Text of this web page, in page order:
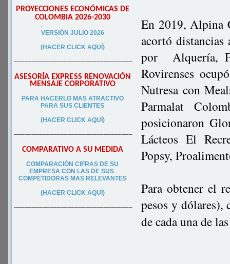
PROYECCIONES ECONÓMICAS DE
COLOMBIA 2026-2030
VERSIÓN JULIO 2026
(HACER CLICK AQUÍ)
–––––––––––––––––––––––––––––––––
ASESORÍA EXPRESS RENOVACIÓN
MENSAJE CORPORATIVO
PARA HACERLO MAS ATRACTIVO
PARA SUS CLIENTES
(HACER CLICK AQUÍ)
–––––––––––––––––––––––––––––––––
COMPARATIVO A SU MEDIDA
COMPARACIÓN CIFRAS DE SU
EMPRESA CON LAS DE SUS
COMPETIDORAS MAS RELEVANTES
(HACER CLICK AQUÍ)
–––––––––––––––––––––––––––––––––
En 2019, Alpina
acortó
por
Alquería,
Rovirenses
Nutresa con
Parmalat
posicionaron
Lácteos El
Popsy,
Para obtener el
pesos y dólares),
de cada una de